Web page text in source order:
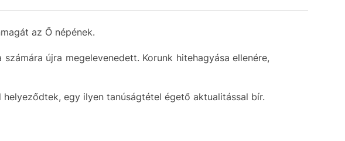
az Ő népének.
újra megelevenedett. Korunk hitehagyása ellenére,
egy ilyen tanúságtétel égető aktualitással bír.